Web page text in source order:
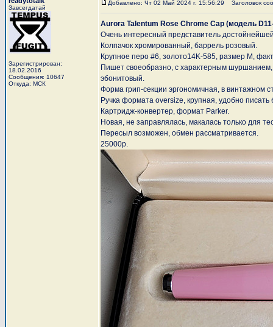
Завсегдатай
Зарегистрирован:
18.02.2016
Сообщения: 10647
Откуда: МСК
Добавлено: Чт 02 Май 2024 г. 15:56:29 Заголовок
Aurora Talentum Rose Chrome Cap (модель
Очень интересный представитель
Колпачок хромированный, баррель розовый.
Крупное перо #6, золото14K-585, размер M,
Пишет своеобразно, с характерным
эбонитовый.
Форма грип-секции эргономичная, в винтажном
Ручка формата oversize, крупная, удобно писать
Картридж-конвертер, формат Parker.
Новая, не заправлялась, макалась только для
Пересыл возможен, обмен рассматривается.
25000р.